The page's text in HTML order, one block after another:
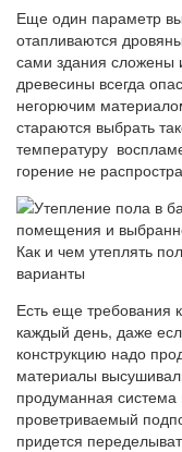
Еще один параметр
отапливаются
сами здания сложены
древесины всегда
негорючим
стараются выбрать
температуру
горение не
Как и чем утеплять
варианты
Есть еще требования
каждый день, даже
конструкцию надо
материалы
продуманная
проветриваемый
придется